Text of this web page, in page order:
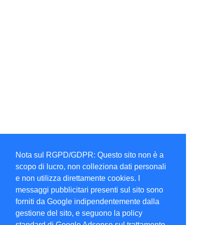
Nota sul RGPD/GDPR: Questo sito non è a
scopo di lucro, non colleziona dati personali
e non utilizza direttamente cookies. I
messaggi pubblicitari presenti sul sito sono
forniti da Google indipendentemente dalla
gestione del sito, e seguono la policy